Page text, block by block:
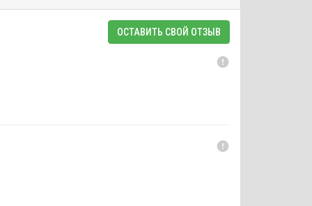
ОСТАВИТЬ СВОЙ ОТЗЫВ
error
error